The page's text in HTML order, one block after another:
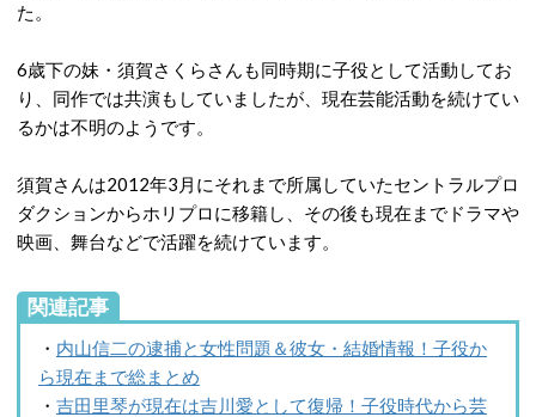
た。
6歳下の妹・須賀さくらさんも同時期に子役として活動してお
り、同作では共演もしていましたが、現在芸能活動を続けてい
るかは不明のようです。
須賀さんは2012年3月にそれまで所属していたセントラルプロ
ダクションからホリプロに移籍し、その後も現在までドラマや
映画、舞台などで活躍を続けています。
関連記事
・ 内山信二の逮捕と女性問題＆彼女・結婚情報！子役か
ら現在まで総まとめ
・ 吉田里琴が現在は吉川愛として復帰！子役時代から芸